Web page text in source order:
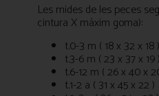
Les mides de les peces
cintura X màxim goma):
t.0-3 m ( 18 x 32 x 18 )
t.3-6 m ( 23 x 37 x 19 )
t.6-12 m ( 26 x 40 x
t.1-2 a ( 31 x 45 x 22 )